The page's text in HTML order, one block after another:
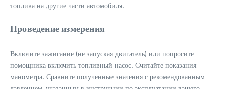
топлива на другие части автомобиля.
Проведение измерения
Включите зажигание (не запуская двигатель) или попросите
помощника включить топливный насос. Считайте показания
манометра. Сравните полученные значения с рекомендованным